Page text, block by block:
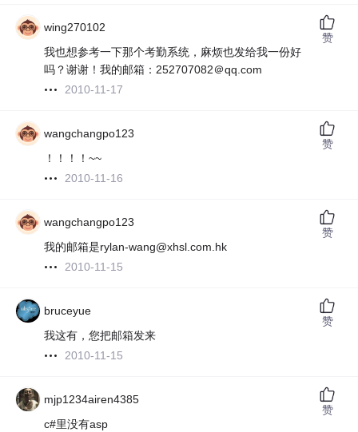
wing270102
我也想参考一下那个考勤系统，麻烦也发给我一份好
吗？谢谢！我的邮箱：252707082＠qq.com
2010-11-17
赞
wangchangpo123
！！！！~~
2010-11-16
赞
wangchangpo123
我的邮箱是rylan-wang@xhsl.com.hk
2010-11-15
赞
bruceyue
我这有，您把邮箱发来
2010-11-15
赞
mjp1234airen4385
c#里没有asp
赞